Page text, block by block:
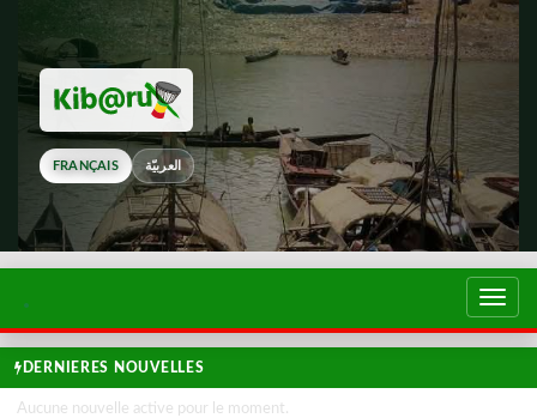
FRANÇAIS العربيّة
DERNIERES NOUVELLES
Aucune nouvelle active pour le moment.